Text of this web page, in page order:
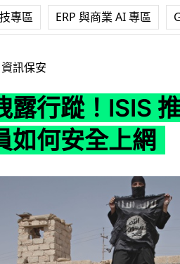
專區 ERP 與商業 AI 專區
資訊保安
露行蹤！ISIS
如何安全上網